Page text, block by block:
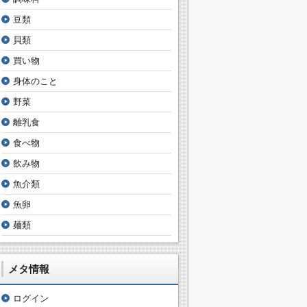
豆類
貝類
買い物
身体のこと
野菜
離乳食
食べ物
飲み物
魚介類
魚卵
麺類
メタ情報
ログイン